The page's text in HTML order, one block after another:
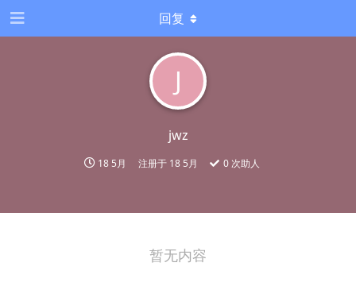
J
jwz
18 5月 注册于 18 5月 0 次助人
回复
暂无内容